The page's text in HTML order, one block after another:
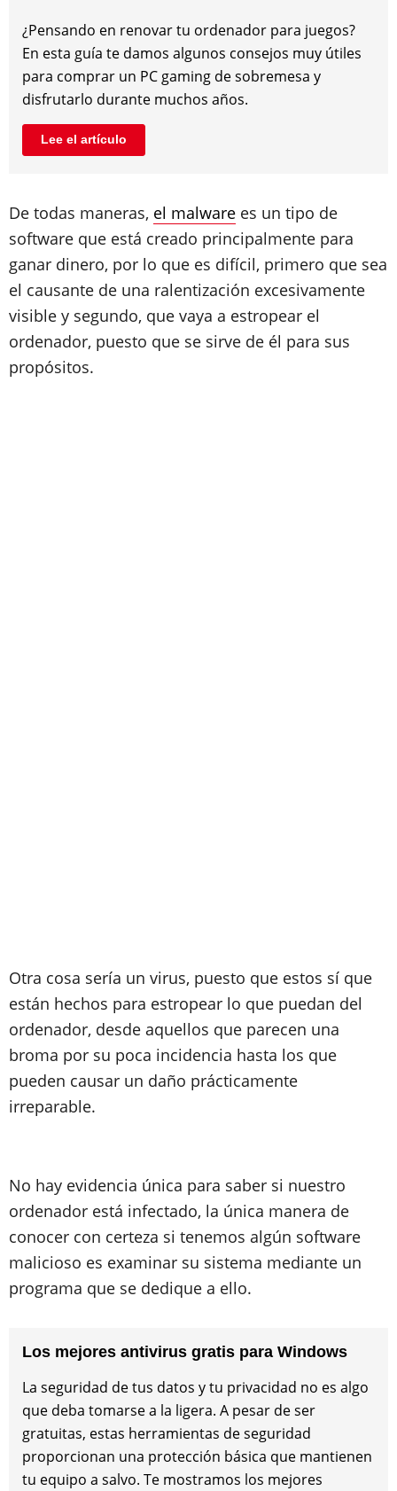
¿Pensando en renovar tu ordenador para juegos?
En esta guía te damos algunos consejos muy útiles
para comprar un PC gaming de sobremesa y
disfrutarlo durante muchos años.
Lee el artículo
De todas maneras, el malware es un tipo de
software que está creado principalmente para
ganar dinero, por lo que es difícil, primero que sea
el causante de una ralentización excesivamente
visible y segundo, que vaya a estropear el
ordenador, puesto que se sirve de él para sus
propósitos.
Otra cosa sería un virus, puesto que estos sí que
están hechos para estropear lo que puedan del
ordenador, desde aquellos que parecen una
broma por su poca incidencia hasta los que
pueden causar un daño prácticamente
irreparable.
No hay evidencia única para saber si nuestro
ordenador está infectado, la única manera de
conocer con certeza si tenemos algún software
malicioso es examinar su sistema mediante un
programa que se dedique a ello.
Los mejores antivirus gratis para Windows
La seguridad de tus datos y tu privacidad no es algo
que deba tomarse a la ligera. A pesar de ser
gratuitas, estas herramientas de seguridad
proporcionan una protección básica que mantienen
tu equipo a salvo. Te mostramos los mejores